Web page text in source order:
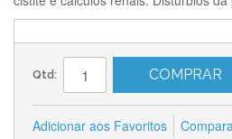
Qtd: COMPRAR
Adicionar aos Favoritos